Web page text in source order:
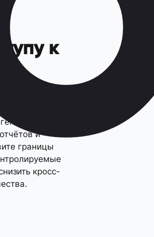
к
и
границы
кросс-